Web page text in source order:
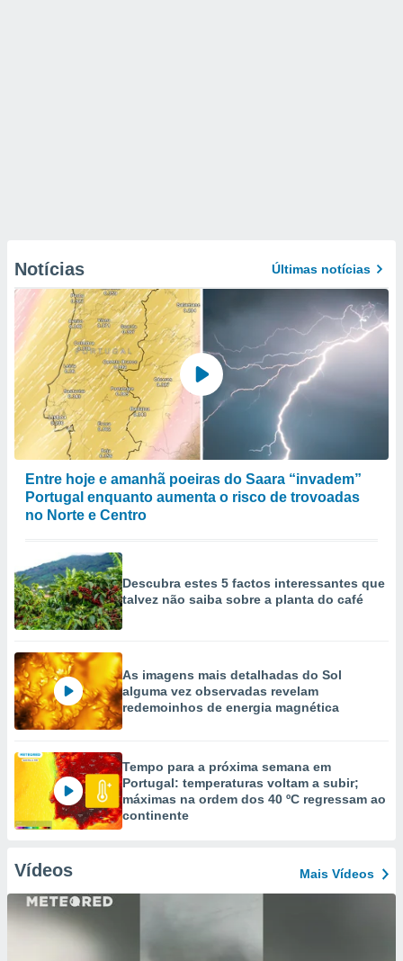
Notícias Últimas notícias
Entre hoje e amanhã poeiras do Saara “invadem”
Portugal enquanto aumenta o risco de trovoadas
no Norte e Centro
Descubra estes 5 factos interessantes que
talvez não saiba sobre a planta do café
As imagens mais detalhadas do Sol
alguma vez observadas revelam
redemoinhos de energia magnética
Tempo para a próxima semana em
Portugal: temperaturas voltam a subir;
máximas na ordem dos 40 ºC regressam ao
continente
Vídeos Mais Vídeos